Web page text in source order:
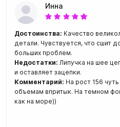
Инна
Достоинства: Качество
детали. Чувствуется, что сшит
больших проблем.
Недостатки: Липучка на шее
и оставляет зацепки.
Комментарий: На рост 156
объемам впритык. На темном
как на море))